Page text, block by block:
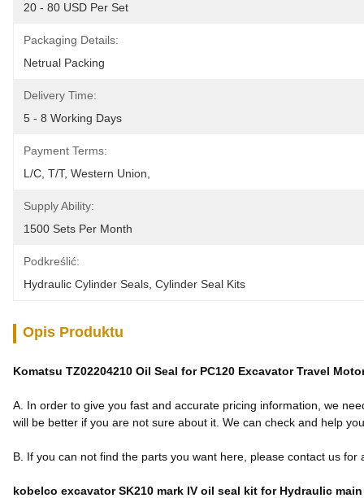
20 - 80 USD Per Set
Packaging Details:
Netrual Packing
Delivery Time:
5 - 8 Working Days
Payment Terms:
L/C, T/T, Western Union,
Supply Ability:
1500 Sets Per Month
Podkreślić:
Hydraulic Cylinder Seals Cylinder Seal Kits
Opis Produktu
Komatsu TZ02204210 Oil Seal for PC120 Excavator Travel
A. In order to give you fast and accurate pricing information, we
will be better if you are not sure about it. We can check and help
B. If you can not find the parts you want here, please contact us for
kobelco excavator SK210 mark IV oil seal kit for Hydraulic